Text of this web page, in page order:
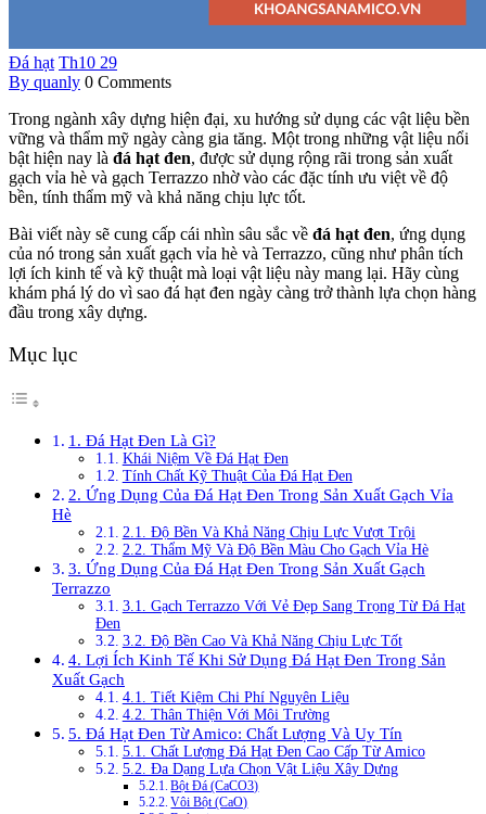
Đá hạt Th10 29
By quanly 0 Comments
Trong ngành xây dựng hiện đại, xu hướng sử dụng các vật liệu bền
vững và thẩm mỹ ngày càng gia tăng. Một trong những vật liệu nổi
bật hiện nay là đá hạt đen, được sử dụng rộng rãi trong sản xuất
gạch vỉa hè và gạch Terrazzo nhờ vào các đặc tính ưu việt về độ
bền, tính thẩm mỹ và khả năng chịu lực tốt.
Bài viết này sẽ cung cấp cái nhìn sâu sắc về đá hạt đen, ứng dụng
của nó trong sản xuất gạch vỉa hè và Terrazzo, cũng như phân tích
lợi ích kinh tế và kỹ thuật mà loại vật liệu này mang lại. Hãy cùng
khám phá lý do vì sao đá hạt đen ngày càng trở thành lựa chọn hàng
đầu trong xây dựng.
Mục lục
1. Đá Hạt Đen Là Gì?
Khái Niệm Về Đá Hạt Đen
Tính Chất Kỹ Thuật Của Đá Hạt Đen
2. Ứng Dụng Của Đá Hạt Đen Trong Sản Xuất Gạch Vỉa
Hè
2.1. Độ Bền Và Khả Năng Chịu Lực Vượt Trội
2.2. Thẩm Mỹ Và Độ Bền Màu Cho Gạch Vỉa Hè
3. Ứng Dụng Của Đá Hạt Đen Trong Sản Xuất Gạch
Terrazzo
3.1. Gạch Terrazzo Với Vẻ Đẹp Sang Trọng Từ Đá Hạt
Đen
3.2. Độ Bền Cao Và Khả Năng Chịu Lực Tốt
4. Lợi Ích Kinh Tế Khi Sử Dụng Đá Hạt Đen Trong Sản
Xuất Gạch
4.1. Tiết Kiệm Chi Phí Nguyên Liệu
4.2. Thân Thiện Với Môi Trường
5. Đá Hạt Đen Từ Amico: Chất Lượng Và Uy Tín
5.1. Chất Lượng Đá Hạt Đen Cao Cấp Từ Amico
5.2. Đa Dạng Lựa Chọn Vật Liệu Xây Dựng
Bột Đá (CaCO3)
Vôi Bột (CaO)